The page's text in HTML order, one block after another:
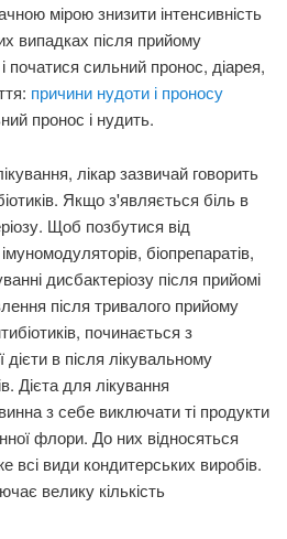
мірою знизити інтенсивність
випадках після прийому
початися сильний пронос, діарея,
причини нудоти і проносу
пронос і нудить.
лікар зазвичай говорить
Якщо з'являється біль в
Щоб позбутися від
біопрепаратів,
дисбактеріозу після прийомі
після тривалого прийому
починається з
дієти в після лікувальному
Дієта для лікування
з себе виключати ті продукти
флори. До них відносяться
всі види кондитерських виробів.
велику кількість